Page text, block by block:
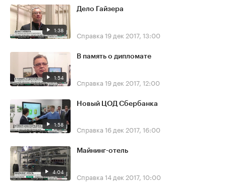
1:38
Дело Гайзера
Справка 19 дек 2017, 13:00
1:54
В память о дипломате
Справка 19 дек 2017, 12:00
1:58
Новый ЦОД Сбербанка
Справка 16 дек 2017, 16:00
4:04
Майнинг-отель
Справка 14 дек 2017, 10:00